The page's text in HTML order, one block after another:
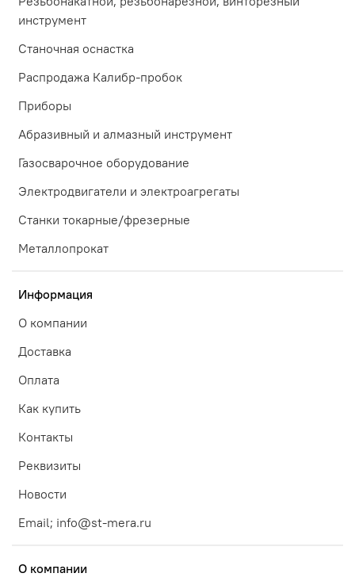
инструмент
Станочная оснастка
Распродажа Калибр-пробок
Приборы
Абразивный и алмазный инструмент
Газосварочное оборудование
Электродвигатели и электроагрегаты
Станки токарные/фрезерные
Металлопрокат
Информация
О компании
Доставка
Оплата
Как купить
Контакты
Реквизиты
Новости
Email; info@st-mera.ru
О компании